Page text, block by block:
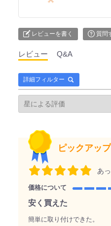
レビューを書く 質問
レビュー Q&A
詳細フィルター
ピックアッ
あ
価格について
安く買えた
簡単に取り付けできた。